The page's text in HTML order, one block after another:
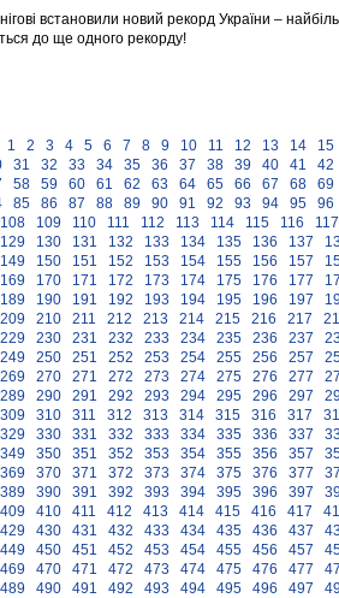
встановили новий рекорд України –
до ще одного рекорду!
1 2 3 4 5 6 7 8 9 10 11 12 13 14
15
31 32 33 34 35 36 37 38 39 40 41
42
58 59 60 61 62 63 64 65 66 67 68
69
85 86 87 88 89 90 91 92 93 94 95
96
108 109 110 111 112 113 114 115 116
117
129 130 131 132 133 134 135 136 137
149 150 151 152 153 154 155 156 157
169 170 171 172 173 174 175 176 177
189 190 191 192 193 194 195 196 197
209 210 211 212 213 214 215 216 217
229 230 231 232 233 234 235 236 237
249 250 251 252 253 254 255 256 257
269 270 271 272 273 274 275 276 277
289 290 291 292 293 294 295 296 297
309 310 311 312 313 314 315 316 317
329 330 331 332 333 334 335 336 337
349 350 351 352 353 354 355 356 357
369 370 371 372 373 374 375 376 377
389 390 391 392 393 394 395 396 397
409 410 411 412 413 414 415 416 417
429 430 431 432 433 434 435 436 437
449 450 451 452 453 454 455 456 457
469 470 471 472 473 474 475 476 477
489 490 491 492 493 494 495 496 497